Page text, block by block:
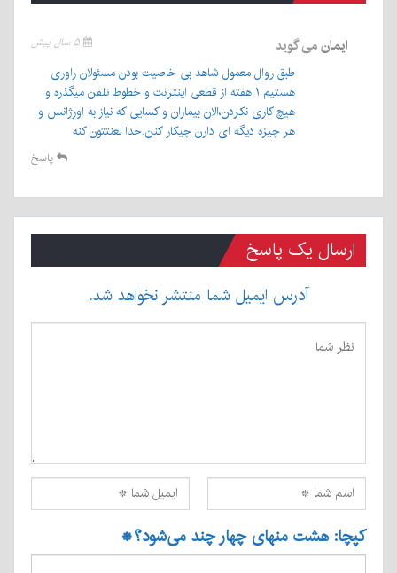
ایمانمی گوید
طبق روال معمول شاهد بی خاصیت بودن مسئولان راوری
هستیم ۱ هفته از قطعی اینترنت و خطوط تلفن میگذره و
هیچ کاری نکردن،الان بیماران و کسایی که نیاز به اورژانس و
هر چیزه دیگه ای دارن چیکار کنن.خدا لعنتتون کنه
پاسخ
ارسال یک پاسخ
آدرس ایمیل شما منتشر نخواهد شد.
کپچا: هشت منهای چهار چند می‌شود؟*